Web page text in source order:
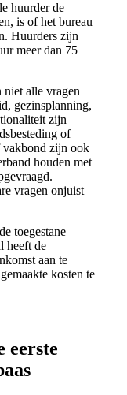
huurder de
is of het bureau
Huurders zijn
meer dan 75
niet alle vragen
gezinsplanning,
zijn
of
vakbond zijn ook
houden met
vragen onjuist
toegestane
heeft de
aan te
kosten te
eerste